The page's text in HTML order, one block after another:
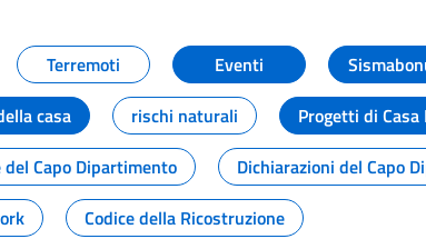
NOTIZIE
Terremoti Eventi
casa
rischi naturali Progetti di Casa
Capo Dipartimento Dichiarazioni del Capo
Codice della Ricostruzione